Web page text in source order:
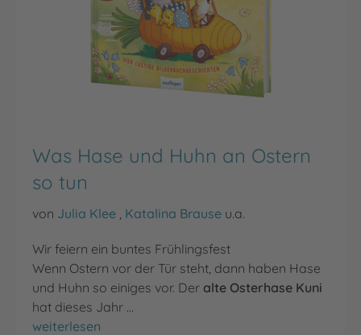
Was Hase und Huhn an Ostern
so tun
von Julia Klee Katalina Brause u.a.
Wir feiern ein buntes Frühlingsfest
Wenn Ostern vor der Tür steht, dann haben Hase
und Huhn so einiges vor. Der alte Osterhase Kuni
hat dieses Jahr …
Was Hase und Huhn an Ostern so tun
weiterlesen